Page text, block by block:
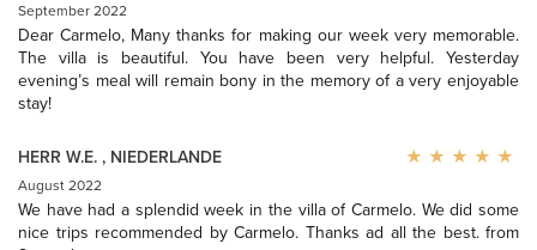
September 2022
Dear Carmelo, Many thanks for making our week very memorable.
The villa is beautiful. You have been very helpful. Yesterday
evening’s meal will remain bony in the memory of a very enjoyable
stay!
HERR W.E. , NIEDERLANDE
August 2022
We have had a splendid week in the villa of Carmelo. We did some
nice trips recommended by Carmelo. Thanks ad all the best. from